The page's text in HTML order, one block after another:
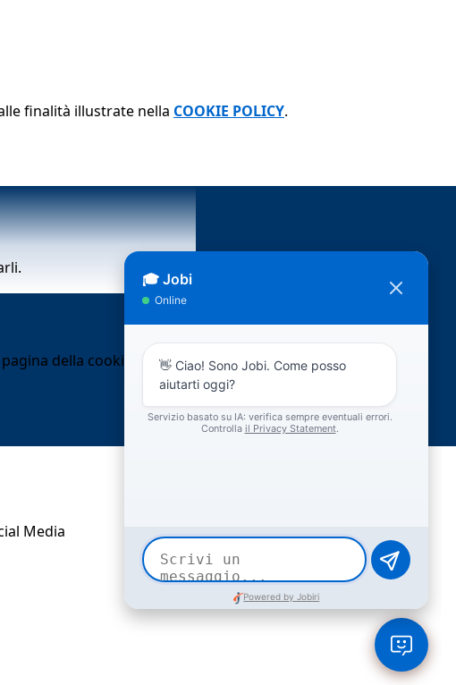
finalità illustrate nella COOKIE POLICY.
della cookie policy.
Media